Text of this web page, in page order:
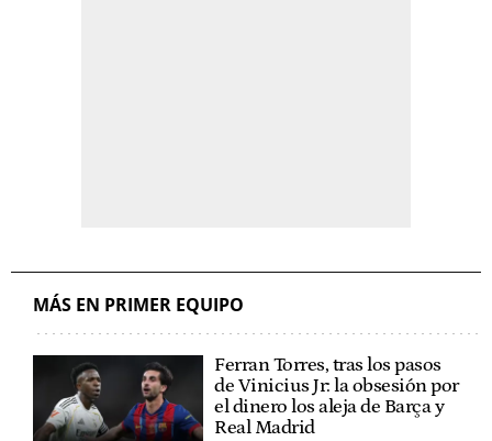
MÁS EN PRIMER EQUIPO
Ferran Torres, tras los pasos
de Vinicius Jr: la obsesión por
el dinero los aleja de Barça y
Real Madrid